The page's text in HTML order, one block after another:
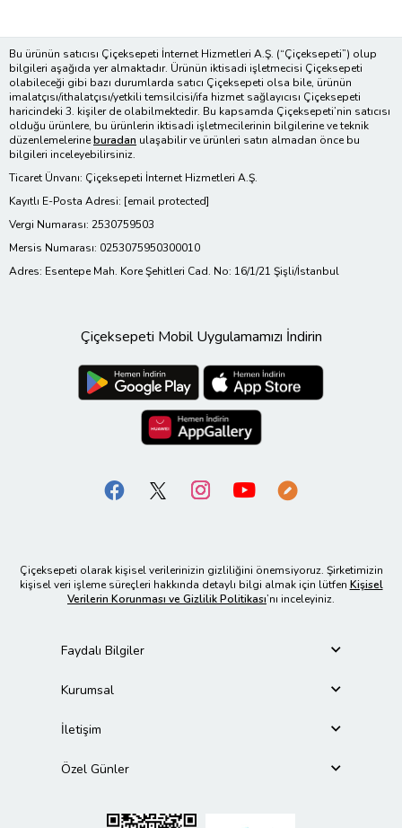
Bu ürünün satıcısı Çiçeksepeti İnternet Hizmetleri A.Ş. (“Çiçeksepeti”) olup
bilgileri aşağıda yer almaktadır. Ürünün iktisadi işletmecisi Çiçeksepeti
olabileceği gibi bazı durumlarda satıcı Çiçeksepeti olsa bile, ürünün
imalatçısı/ithalatçısı/yetkili temsilcisi/ifa hizmet sağlayıcısı Çiçeksepeti
haricindeki 3. kişiler de olabilmektedir. Bu kapsamda Çiçeksepeti’nin satıcısı
olduğu ürünlere, bu ürünlerin iktisadi işletmecilerinin bilgilerine ve teknik
düzenlemelerineburadan ulaşabilir ve ürünleri satın almadan önce bu
bilgileri inceleyebilirsiniz.
Ticaret Ünvanı: Çiçeksepeti İnternet Hizmetleri A.Ş.
Kayıtlı E-Posta Adresi: [email protected]
Vergi Numarası: 2530759503
Mersis Numarası: 0253075950300010
Adres: Esentepe Mah. Kore Şehitleri Cad. No: 16/1/21 Şişli/İstanbul
Çiçeksepeti Mobil Uygulamamızı İndirin
Çiçeksepeti olarak kişisel verilerinizin gizliliğini önemsiyoruz. Şirketimizin
kişisel veri işleme süreçleri hakkında detaylı bilgi almak için lütfen Kişisel
Verilerin Korunması ve Gizlilik Politikası’nı inceleyiniz.
Faydalı Bilgiler
Kurumsal
İletişim
Özel Günler